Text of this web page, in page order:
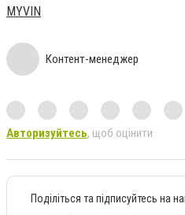
MYVIN
Контент-менеджер
Авторизуйтесь, щоб оцінити
Поділіться та підписуйтесь на